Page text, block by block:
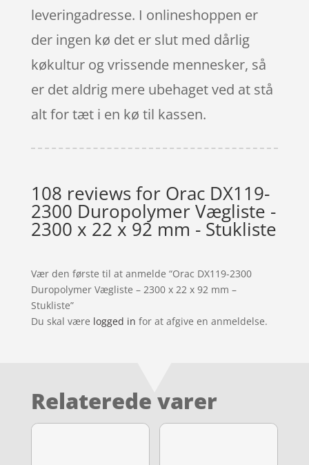
leveringadresse. I onlineshoppen er
der ingen kø det er slut med dårlig
køkultur og vrissende mennesker, så
er det aldrig mere ubehaget ved at stå
alt for tæt i en kø til kassen.
108 reviews for Orac DX119-
2300 Duropolymer Vægliste -
2300 x 22 x 92 mm - Stukliste
Vær den første til at anmelde “Orac DX119-2300
Duropolymer Vægliste – 2300 x 22 x 92 mm –
Stukliste”
Du skal være logged in for at afgive en anmeldelse.
Relaterede varer